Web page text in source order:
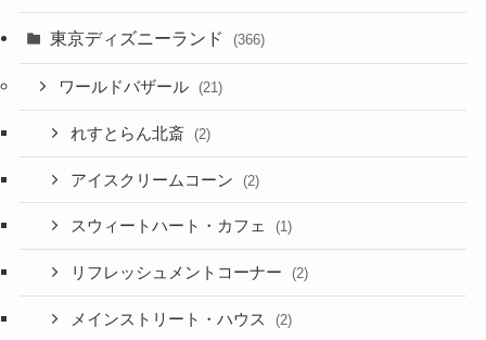
東京ディズニーランド (366)
ワールドバザール (21)
れすとらん北斎 (2)
アイスクリームコーン (2)
スウィートハート・カフェ (1)
リフレッシュメントコーナー (2)
メインストリート・ハウス (2)